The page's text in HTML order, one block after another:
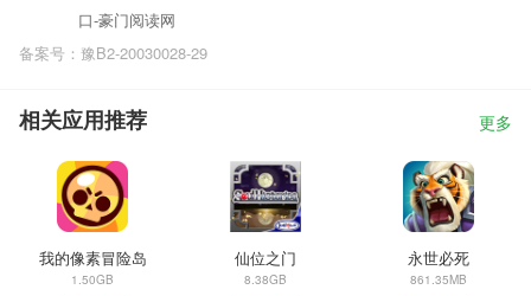
口-豪门阅读网
备案号：豫B2-20030028-29
相关应用推荐 更多
我的像素冒险岛
1.50GB
仙位之门
8.38GB
永世必死
861.35MB